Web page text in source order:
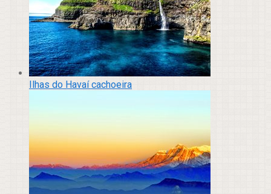
Ilhas do Havaí cachoeira